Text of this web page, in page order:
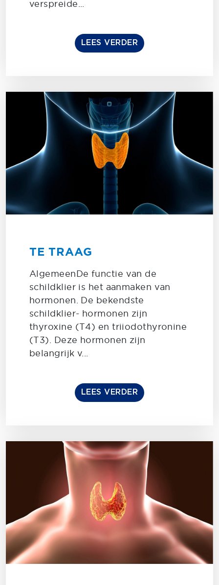
verspreide...
LEES VERDER
TE TRAAG
AlgemeenDe functie van de
schildklier is het aanmaken van
hormonen. De bekendste
schildklier- hormonen zijn
thyroxine (T4) en triiodothyronine
(T3). Deze hormonen zijn
belangrijk v...
LEES VERDER